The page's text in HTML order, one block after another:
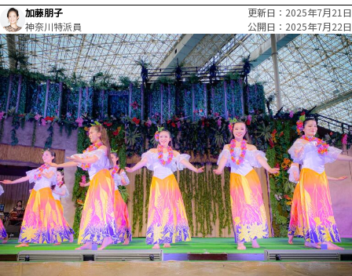
加藤朋子
神奈川特派員
更新日
2025年7月21日
公開日
2025年7月22日